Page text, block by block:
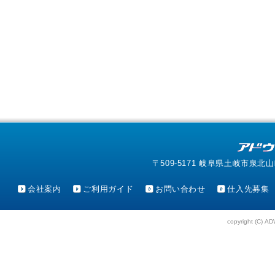
〒509-5171 岐阜県土岐市泉北
会社案内 ご利用ガイド お問い合わせ 仕入先募集
copyright (C)